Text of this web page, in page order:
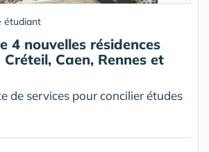
étudiant
4 nouvelles résidences
Caen, Rennes et
de services pour concilier études